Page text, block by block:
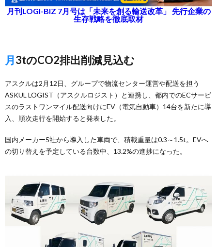
月刊LOGI-BIZ 7月号は「未来を創る輸送改革」 先行企業の
生存戦略を徹底取材
月3tのCO2排出削減見込む
アスクルは2月12日、グループで物流センター運営や配送を担う
ASKUL LOGIST（アスクルロジスト）と連携し、都内でのECサービ
スのラストワンマイル配送向けにEV（電気自動車）14台を新たに導
入、順次走行を開始すると発表した。
国内メーカー5社から導入した車両で、積載重量は0.3～1.5t。EVへ
の切り替えを予定している台数中、13.2%の進捗になった。